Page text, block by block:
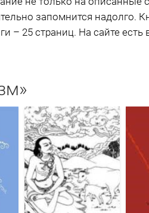
запомнится надолго.
– 25 страниц. На сайте